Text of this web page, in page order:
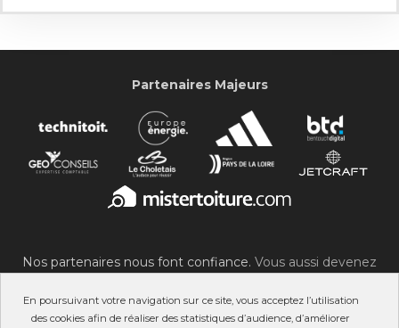
En poursuivant votre navigation sur ce site, vous acceptez l’utilisation
des cookies afin de réaliser des statistiques d’audience, d’améliorer
Partenaires Majeurs
Nos partenaires nous font confiance. Vous aussi devenez